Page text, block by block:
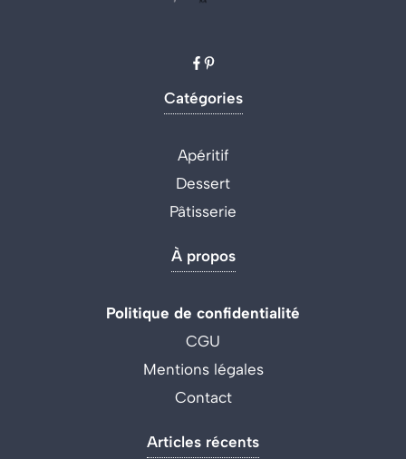
Catégories
Apéritif
Dessert
Pâtisserie
À propos
Politique de confidentialité
CGU
Mentions légales
Contact
Articles récents